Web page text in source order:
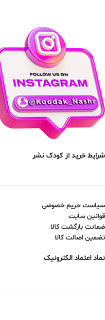
شرایط خرید از کودک نشر
سیاست حریم خصوصی
قوانین سایت
ضمانت بازگشت کالا
تضمین اصالت کالا
نماد اعتماد الکترونیک